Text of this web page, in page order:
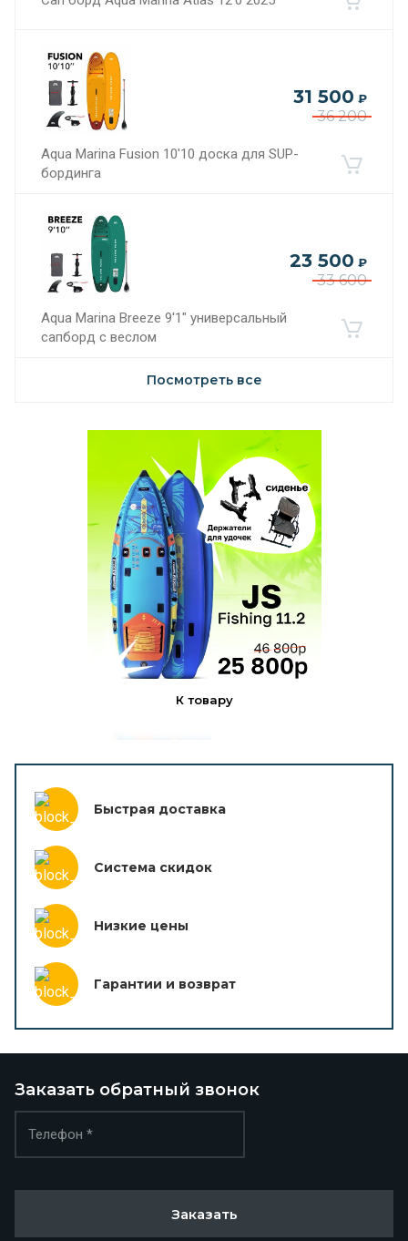
36 200
31 500 ₽
Aqua Marina Fusion 10'10 доска для SUP-
бординга
33 600
23 500 ₽
Aqua Marina Breeze 9'1" универсальный
сапборд с веслом
Посмотреть все
К товару
Быстрая доставка
Система скидок
Низкие цены
Гарантии и возврат
Заказать обратный звонок
Заказать